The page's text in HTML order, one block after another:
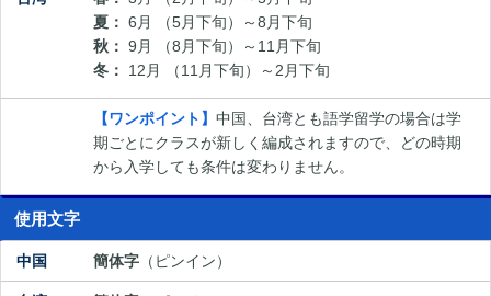
夏： 6月 （5月下旬）～8月下旬
秋： 9月 （8月下旬）～11月下旬
冬：
12月 （11月下旬）～2月下旬
【ワンポイント】 中国、台湾とも語学留学の場合は学
期ごとにクラスが新しく編成されますので、どの時期
から入学しても条件は変わりません。
使用文字
簡体字 （ピンイン）